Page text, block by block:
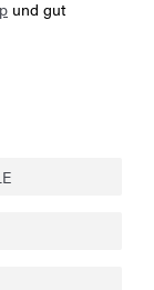
und gut